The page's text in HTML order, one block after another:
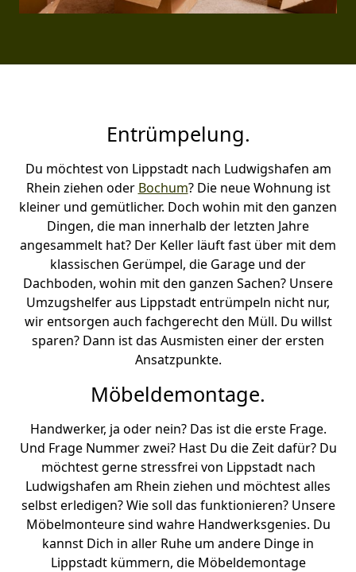
Entrümpelung.
Du möchtest von Lippstadt nach Ludwigshafen am
Rhein ziehen oder Bochum? Die neue Wohnung ist
kleiner und gemütlicher. Doch wohin mit den ganzen
Dingen, die man innerhalb der letzten Jahre
angesammelt hat? Der Keller läuft fast über mit dem
klassischen Gerümpel, die Garage und der
Dachboden, wohin mit den ganzen Sachen? Unsere
Umzugshelfer aus Lippstadt entrümpeln nicht nur,
wir entsorgen auch fachgerecht den Müll. Du willst
sparen? Dann ist das Ausmisten einer der ersten
Ansatzpunkte.
Möbeldemontage.
Handwerker, ja oder nein? Das ist die erste Frage.
Und Frage Nummer zwei? Hast Du die Zeit dafür? Du
möchtest gerne stressfrei von Lippstadt nach
Ludwigshafen am Rhein ziehen und möchtest alles
selbst erledigen? Wie soll das funktionieren? Unsere
Möbelmonteure sind wahre Handwerksgenies. Du
kannst Dich in aller Ruhe um andere Dinge in
Lippstadt kümmern, die Möbeldemontage